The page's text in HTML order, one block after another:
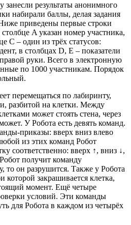
результаты анонимного
набирали баллы, делая задания
приведены первые строки
A указан номер участника,
C – один из трёх статусов:
в столбцах D, E – показатели
руки. Всего в электронную
по 1000 участникам. Порядок
перемещаться по лабиринту,
разбитой на клетки. Между
может стоять стена, через
У Робота есть девять команд.
приказы: вверх вниз влево
из этих команд Робот
соответственно: вверх ↑, вниз ↓,
получит команду
то он разрушится. Также у Робота
которой закрашивается клетка,
момент. Ещё четыре
условий. Эти команды
для Робота в каждом из четырёх